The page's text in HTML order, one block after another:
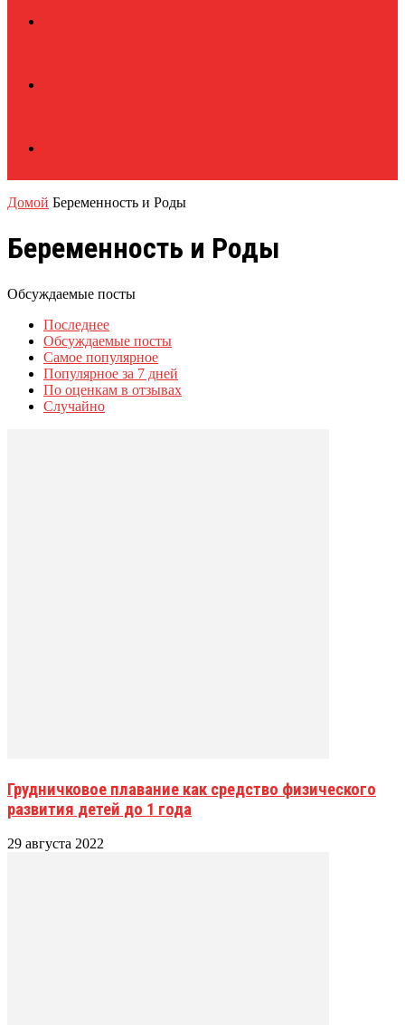
Домой Беременность и Роды
Беременность и Роды
Обсуждаемые посты
Последнее
Обсуждаемые посты
Самое популярное
Популярное за 7 дней
По оценкам в отзывах
Случайно
Грудничковое плавание как средство физического
развития детей до 1 года
29 августа 2022